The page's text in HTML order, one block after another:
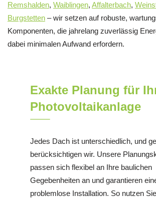
Remshalden, Waiblingen, Affalterbach,
Burgstetten – wir setzen auf robuste,
Komponenten, die jahrelang zuverlässig
dabei minimalen Aufwand erfordern.
Exakte Planung für
Photovoltaikanlage
Jedes Dach ist unterschiedlich, und
berücksichtigen wir. Unsere
passen sich flexibel an Ihre baulichen
Gegebenheiten an und garantieren
problemlose Installation. So nutzen